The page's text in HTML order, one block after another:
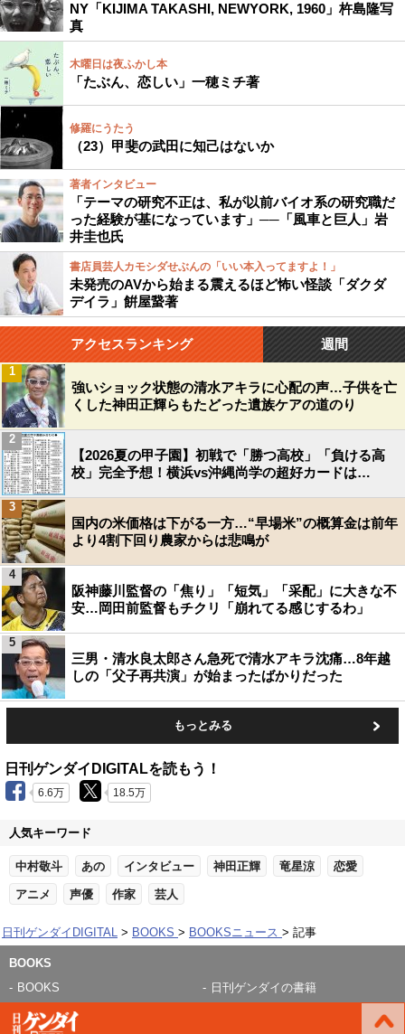
NY「KIJIMA TAKASHI, NEWYORK, 1960」杵島隆写
真
木曜日は夜ふかし本
「たぶん、恋しい」一穂ミチ著
修羅にうたう
（23）甲斐の武田に知己はないか
著者インタビュー
「テーマの研究不正は、私が以前バイオ系の研究職だ
った経験が基になっています」──「風車と巨人」岩
井圭也氏
書店員芸人カモシダせぶんの「いい本入ってますよ！」
未発売のAVから始まる震えるほど怖い怪談「ダクダ
デイラ」餠屋䖸著
アクセスランキング 週間
強いショック状態の清水アキラに心配の声…子供を亡
くした神田正輝らもたどった遺族ケアの道のり
1
【2026夏の甲子園】初戦で「勝つ高校」「負ける高
校」完全予想！横浜vs沖縄尚学の超好カードは…
2
国内の米価格は下がる一方…“早場米”の概算金は前年
より4割下回り農家からは悲鳴が
3
阪神藤川監督の「焦り」「短気」「采配」に大きな不
安…岡田前監督もチクリ「崩れてる感じするわ」
4
三男・清水良太郎さん急死で清水アキラ沈痛…8年越
しの「父子再共演」が始まったばかりだった
5
もっとみる
日刊ゲンダイDIGITALを読もう！
6.6万 18.5万
人気キーワード
中村敬斗 あの インタビュー 神田正輝 竜星涼 恋愛
アニメ 声優 作家 芸人
日刊ゲンダイDIGITAL BOOKS BOOKSニュース 記事
BOOKS
BOOKS
日刊ゲンダイの書籍